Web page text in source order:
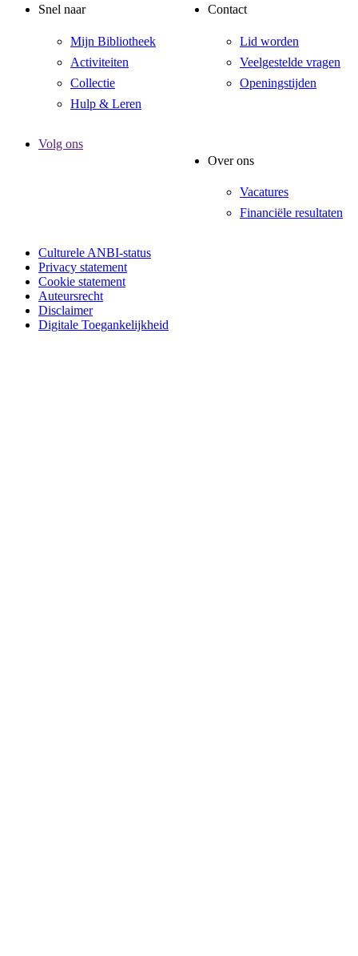
Snel naar
Mijn Bibliotheek
Activiteiten
Collectie
Hulp & Leren
Contact
Lid worden
Veelgestelde vragen
Openingstijden
Volg ons
Over ons
Vacatures
Financiële resultaten
Culturele ANBI-status
Privacy statement
Cookie statement
Auteursrecht
Disclaimer
Digitale Toegankelijkheid